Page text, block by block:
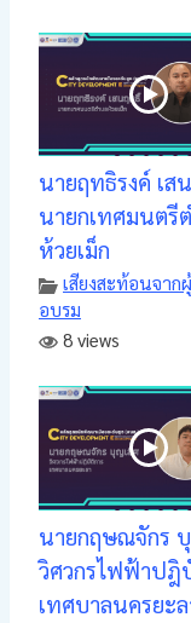
นายฤทธิรงค์ เส
นายกเทศมนตรี
ห้วยเม็ก
เสียงสะท้อนจาก
อบรม
8 views
นายกฤษณจักร
วิศวกรไฟฟ้าปฎิ
เทศบาลนครยะล